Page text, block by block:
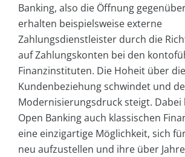
Banking, also die Öffnung
erhalten beispielsweise externe
Zahlungsdienstleister durch die
auf Zahlungskonten bei den
Finanzinstituten. Die Hoheit über die
Kundenbeziehung schwindet und
Modernisierungsdruck steigt. Dabei
Open Banking auch klassischen
eine einzigartige Möglichkeit, sich
neu aufzustellen und ihre über